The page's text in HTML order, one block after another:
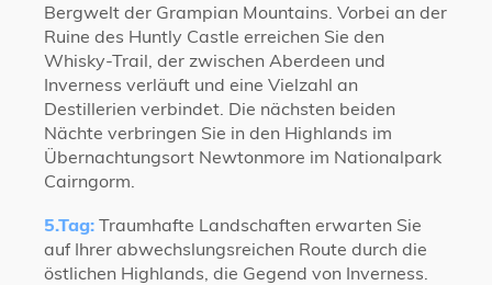
Bergwelt der Grampian Mountains. Vorbei an der
Ruine des Huntly Castle erreichen Sie den
Whisky-Trail, der zwischen Aberdeen und
Inverness verläuft und eine Vielzahl an
Destillerien verbindet. Die nächsten beiden
Nächte verbringen Sie in den Highlands im
Übernachtungsort Newtonmore im Nationalpark
Cairngorm.
5.Tag: Traumhafte Landschaften erwarten Sie
auf Ihrer abwechslungsreichen Route durch die
östlichen Highlands, die Gegend von Inverness.